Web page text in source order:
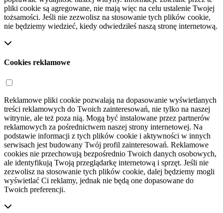
pliki cookie są agregowane, nie mają więc na celu ustalenie Twojej
tożsamości. Jeśli nie zezwolisz na stosowanie tych plików cookie,
nie będziemy wiedzieć, kiedy odwiedziłeś naszą stronę internetową.
Cookies reklamowe
Reklamowe pliki cookie pozwalają na dopasowanie wyświetlanych
treści reklamowych do Twoich zainteresowań, nie tylko na naszej
witrynie, ale też poza nią. Mogą być instalowane przez partnerów
reklamowych za pośrednictwem naszej strony internetowej. Na
podstawie informacji z tych plików cookie i aktywności w innych
serwisach jest budowany Twój profil zainteresowań. Reklamowe
cookies nie przechowują bezpośrednio Twoich danych osobowych,
ale identyfikują Twoją przeglądarkę internetową i sprzęt. Jeśli nie
zezwolisz na stosowanie tych plików cookie, dalej będziemy mogli
wyświetlać Ci reklamy, jednak nie będą one dopasowane do
Twoich preferencji.